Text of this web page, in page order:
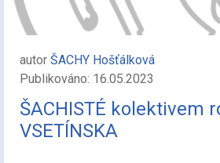
autor ŠACHY Hošťálková
Publikováno: 16.05.2023
ŠACHISTÉ kolektivem
VSETÍNSKA